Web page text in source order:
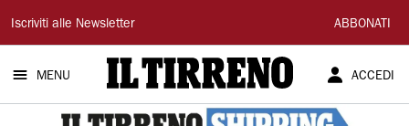
Il
Tirreno
Iscriviti alle Newsletter ABBONATI
MENU ACCEDI